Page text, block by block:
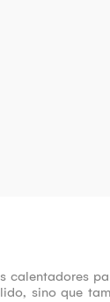
sino que